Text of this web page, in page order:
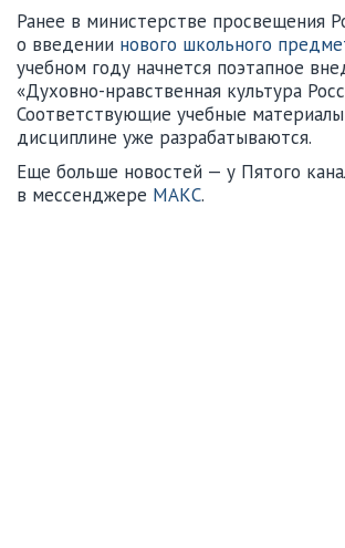
Ранее в министерстве просвещения
о введении нового школьного
учебном году начнется поэтапное
«Духовно-нравственная культура
Соответствующие учебные
дисциплине уже разрабатываются.
Еще больше новостей — у Пятого
в мессенджере МАКС.